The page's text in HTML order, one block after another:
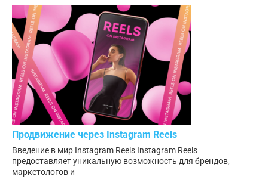
Продвижение через Instagram Reels
Введение в мир Instagram Reels Instagram Reels
предоставляет уникальную возможность для брендов,
маркетологов и